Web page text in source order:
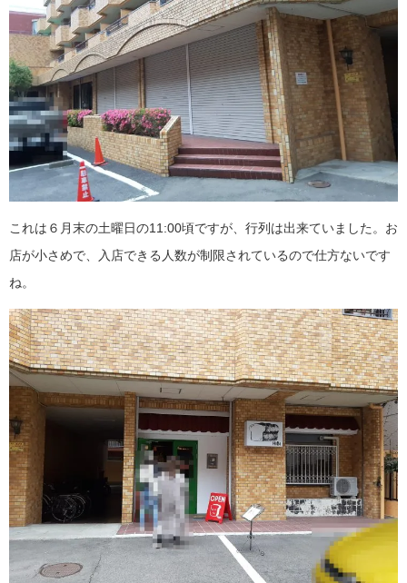
これは６月末の土曜日の11:00頃ですが、行列は出来ていました。お
店が小さめで、入店できる人数が制限されているので仕方ないです
ね。